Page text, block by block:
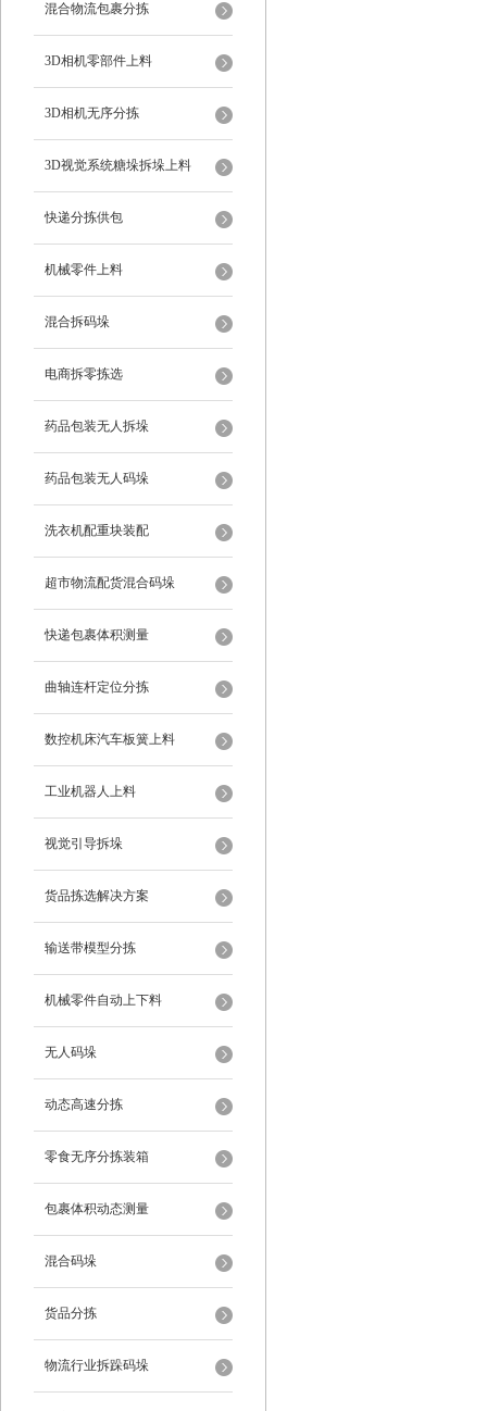
混合物流包裹分拣
3D相机零部件上料
3D相机无序分拣
3D视觉系统糖垛拆垛上料
快递分拣供包
机械零件上料
混合拆码垛
电商拆零拣选
药品包装无人拆垛
药品包装无人码垛
洗衣机配重块装配
超市物流配货混合码垛
快递包裹体积测量
曲轴连杆定位分拣
数控机床汽车板簧上料
工业机器人上料
视觉引导拆垛
货品拣选解决方案
输送带模型分拣
机械零件自动上下料
无人码垛
动态高速分拣
零食无序分拣装箱
包裹体积动态测量
混合码垛
货品分拣
物流行业拆跺码垛